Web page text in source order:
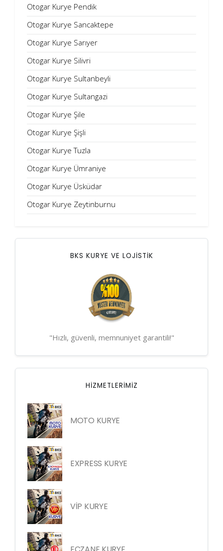
Otogar Kurye Pendik
Otogar Kurye Sancaktepe
Otogar Kurye Sarıyer
Otogar Kurye Silivri
Otogar Kurye Sultanbeyli
Otogar Kurye Sultangazi
Otogar Kurye Şile
Otogar Kurye Şişli
Otogar Kurye Tuzla
Otogar Kurye Ümraniye
Otogar Kurye Üsküdar
Otogar Kurye Zeytinburnu
BKS KURYE VE LOJİSTİK
"Hızlı, güvenli, memnuniyet garantili!"
HIZMETLERIMIZ
MOTO KURYE
EXPRESS KURYE
VİP KURYE